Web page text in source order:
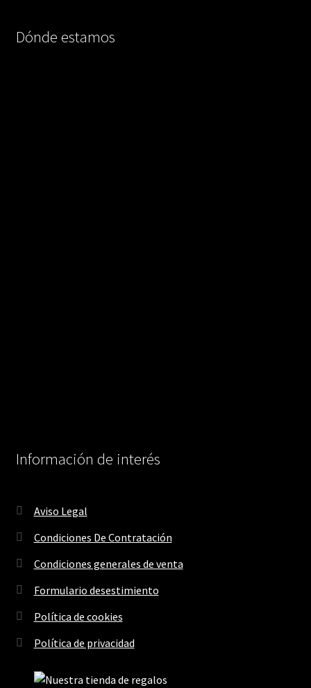
Dónde estamos
Información de interés
Aviso Legal
Condiciones De Contratación
Condiciones generales de venta
Formulario desestimiento
Política de cookies
Política de privacidad